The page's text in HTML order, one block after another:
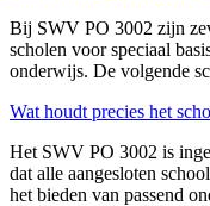
Bij SWV PO 3002 zijn
scholen voor speciaal
onderwijs. De volgende
Wat houdt precies het
Het SWV PO 3002 is
dat alle aangesloten
het bieden van passend